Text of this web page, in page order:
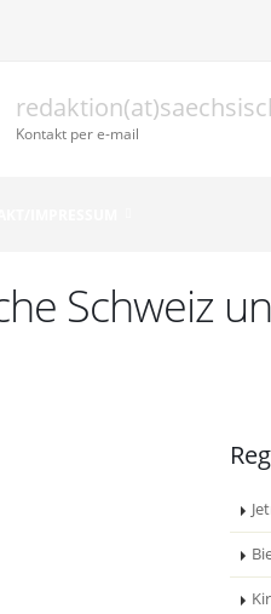
Kontakt per e-mail
Schweiz